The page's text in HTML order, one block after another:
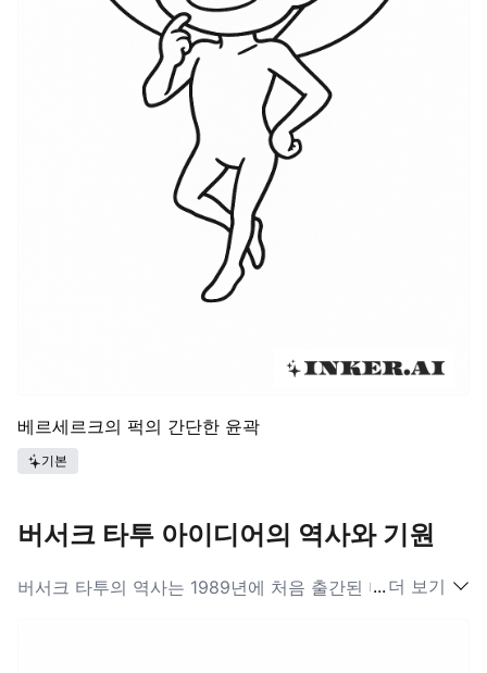
베르세르크의 퍽의 간단한 윤곽
기본
버서크 타투 아이디어의 역사와 기원
버서크 타투의 역사는 1989년에 처음 출간된 미우라 켄타
... 더 보기